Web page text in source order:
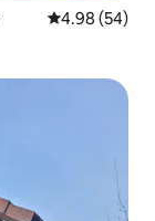
レビュー54
4.98 (54)